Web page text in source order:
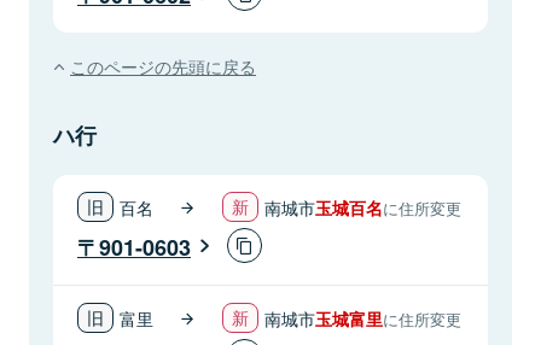
このページの先頭に戻る
ハ行
百名 南城市玉城百名に住所変更
901-0603
富里 南城市玉城富里に住所変更